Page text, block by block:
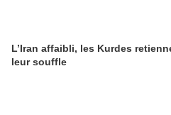
L’Iran affaibli, les Kurdes
leur souffle